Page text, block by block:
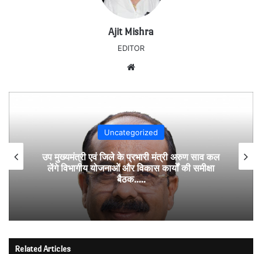
Ajit Mishra
EDITOR
Uncategorized
उप मुख्यमंत्री एवं जिले के प्रभारी मंत्री अरुण साव कल
लेंगे विभागीय योजनाओं और विकास कार्यों की समीक्षा
बैठक…..
Related Articles